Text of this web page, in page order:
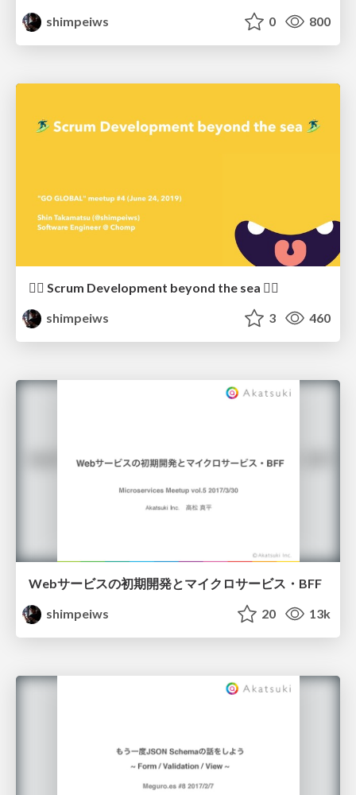
shimpeiws
0 800
🏄‍♂️ Scrum Development beyond the sea 🏄‍♂️
shimpeiws
3 460
Webサービスの初期開発とマイクロサービス・BFF
shimpeiws
20 13k